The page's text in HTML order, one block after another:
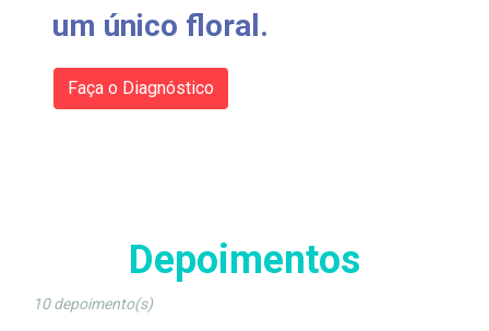
um único floral.
Faça o Diagnóstico
Depoimentos
10 depoimento(s)